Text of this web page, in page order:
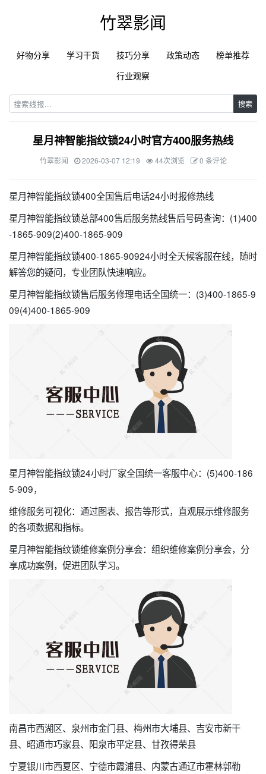
竹翠影闻
好物分享 学习干货 技巧分享 政策动态
榜单推荐
行业观察
搜索
星月神智能指纹锁24小时官方400服务热线
竹翠影闻 2026-03-07 12:19 44次浏览 0 条评论
星月神智能指纹锁400全国售后电话24小时报修热线
星月神智能指纹锁总部400售后服务热线售后号码查询：(1)400
-1865-909(2)400-1865-909
星月神智能指纹锁400-1865-90924小时全天候客服在线，随时
解答您的疑问，专业团队快速响应。
星月神智能指纹锁售后服务修理电话全国统一：(3)400-1865-9
09(4)400-1865-909
星月神智能指纹锁24小时厂家全国统一客服中心：(5)400-186
5-909，
维修服务可视化：通过图表、报告等形式，直观展示维修服务
的各项数据和指标。
星月神智能指纹锁维修案例分享会：组织维修案例分享会，分
享成功案例，促进团队学习。
南昌市西湖区、泉州市金门县、梅州市大埔县、吉安市新干
县、昭通市巧家县、阳泉市平定县、甘孜得荣县
宁夏银川市西夏区、宁德市霞浦县、内蒙古通辽市霍林郭勒